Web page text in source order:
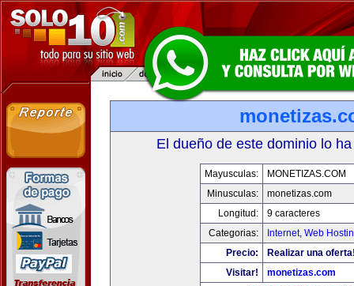
El dueño de este dominio lo
Mayusculas:
MONETIZAS.COM
Minusculas:
monetizas.com
Longitud:
9 caracteres
Categorias:
Internet, Web
Precio:
Realizar una
Visitar!
monetizas.com